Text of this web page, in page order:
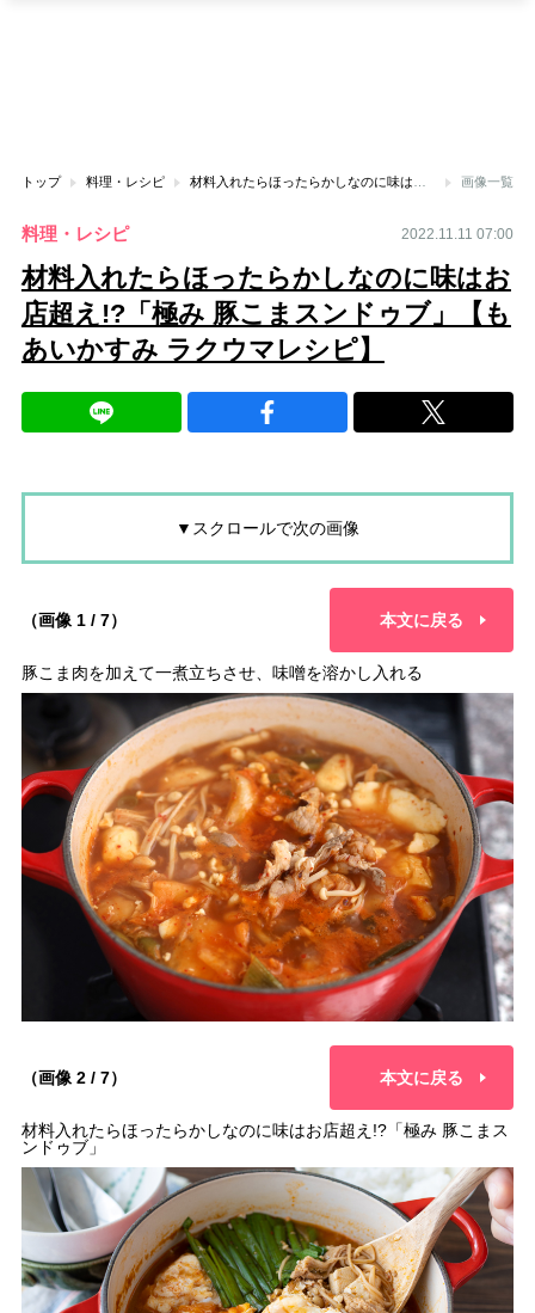
トップ 料理・レシピ 画像一覧
料理・レシピ 2022.11.11 07:00
材料入れたらほったらかしなのに味はお
店超え!?「極み 豚こまスンドゥブ」【も
あいかすみ ラクウマレシピ】
▼スクロールで次の画像
（画像 1 / 7） 本文に戻る
豚こま肉を加えて一煮立ちさせ、味噌を溶かし入れる
（画像 2 / 7） 本文に戻る
材料入れたらほったらかしなのに味はお店超え!?「極み 豚こまス
ンドゥブ」